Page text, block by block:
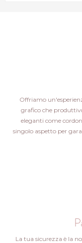
Offriamo
grafico che
eleganti come
singolo aspetto per
La tua sicurezza è la